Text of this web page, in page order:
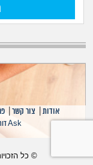
אודות צור קשר |
Ask דורקס
© כל